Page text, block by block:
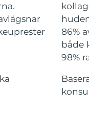
86%
både
98%
leverans 8/9/26
8/9/26
leverans 8/10/26